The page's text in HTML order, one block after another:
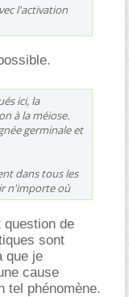
l'activation
ici, la
à la méiose.
germinale et
dans tous les
n'importe où
de
sont
que je
cause
tel phénomène.